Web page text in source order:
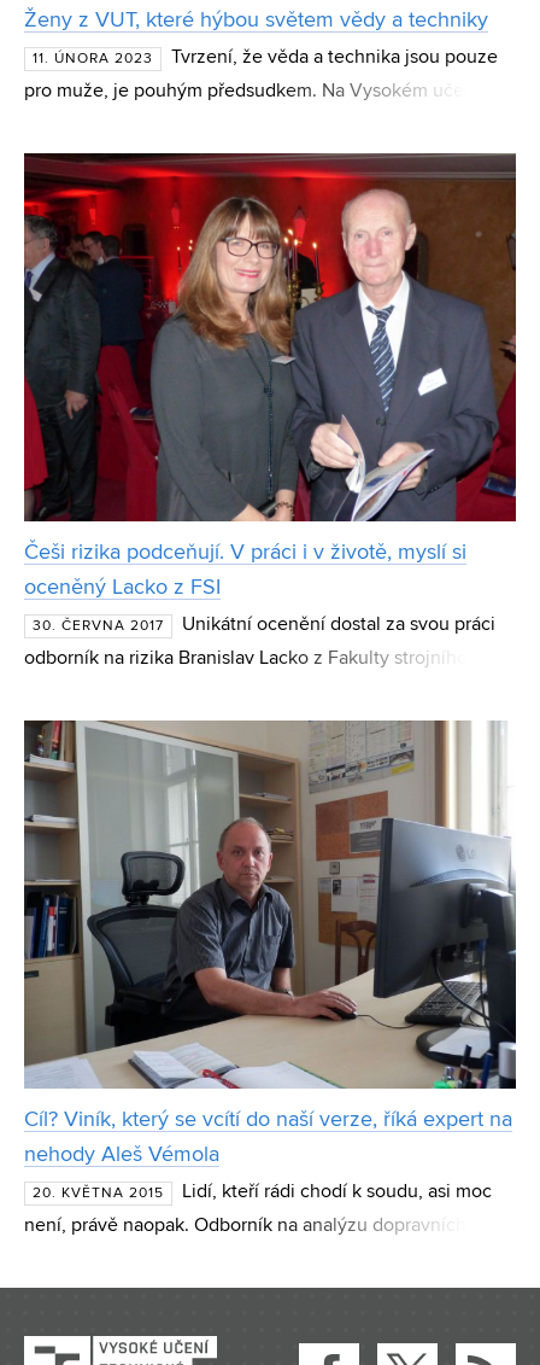
Ženy z VUT, které hýbou světem vědy a techniky
11. ÚNORA 2023
Tvrzení, že věda a technika jsou pouze
pro muže, je pouhým předsudkem. Na Vysokém učení
vědu a techniku nepostradatelné. U příležitosti k dnešn
Češi rizika podceňují. V práci i v životě, myslí si
oceněný Lacko z FSI
30. ČERVNA 2017
Unikátní ocenění dostal za svou práci
odborník na rizika Branislav Lacko z Fakulty strojního
majitelé firem vděčí za metodu RIPRAN pro výpočet rizik p
Cíl? Viník, který se vcítí do naší verze, říká expert na
nehody Aleš Vémola
20. KVĚTNA 2015
Lidí, kteří rádi chodí k soudu, asi moc
není, právě naopak. Odborník na analýzu dopravních
zda jsem pracoval opravdu bezchybně a pečlivě. Nes